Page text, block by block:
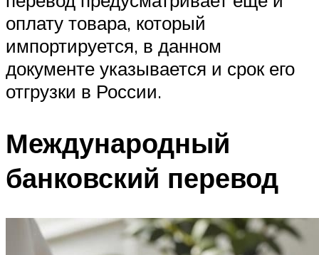
оплату товара, который
импортируется, в данном
документе указывается и срок его
отгрузки в России.
Международный
банковский перевод